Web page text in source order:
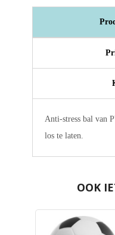
Anti-stress bal van
los te laten.
OOK